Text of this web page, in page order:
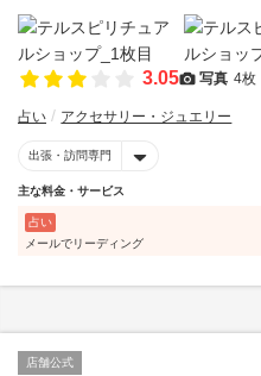
3.05 写真 4枚
占い アクセサリー・ジュエリー
出張・訪問専門
主な料金・サービス
占い
メールでリーディング
店舗公式